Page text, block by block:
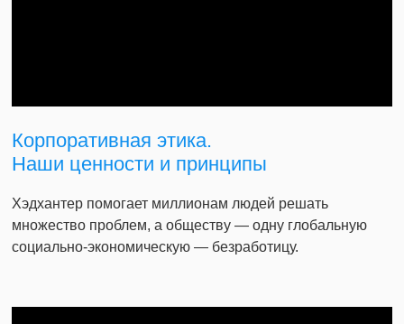
Корпоративная этика.
Наши ценности и принципы
Хэдхантер помогает миллионам людей решать
множество проблем, а обществу — одну глобальную
социально-экономическую — безработицу.